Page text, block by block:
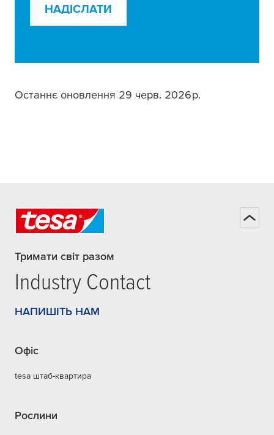
НАДІСЛАТИ
Останнє оновлення 29 черв. 2026 р.
Тримати світ разом
Industry Contact
НАПИШІТЬ НАМ
Офіс
tesa штаб-квартира
Рослини